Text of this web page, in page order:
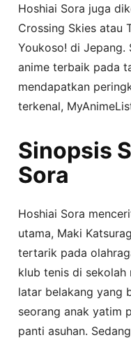
Hoshiai Sora juga
Crossing Skies atau
Youkoso! di Jepang.
anime terbaik pada
mendapatkan
terkenal,
Sinopsis
Sora
Hoshiai Sora
utama, Maki
tertarik pada
klub tenis di sekolah
latar belakang yang
seorang anak yatim
panti asuhan.